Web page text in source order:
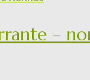
–